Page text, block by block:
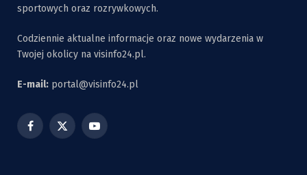
sportowych oraz rozrywkowych.
Codziennie aktualne informacje oraz nowe wydarzenia w
Twojej okolicy na visinfo24.pl.
E-mail: portal@visinfo24.pl
Facebook
X
YouTube